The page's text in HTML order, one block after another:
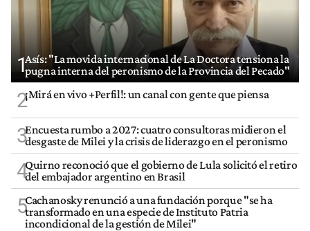
1Asís: "La movida internacional de La Doctora tensiona la
pugna interna del peronismo de la Provincia del Pecado"
2¡Mirá en vivo +Perfil!: un canal con gente que piensa
3Encuesta rumbo a 2027: cuatro consultoras midieron el
desgaste de Milei y la crisis de liderazgo en el peronismo
4Quirno reconoció que el gobierno de Lula solicitó el retiro
del embajador argentino en Brasil
5Cachanosky renunció a una fundación porque "se ha
transformado en una especie de Instituto Patria
incondicional de la gestión de Milei"